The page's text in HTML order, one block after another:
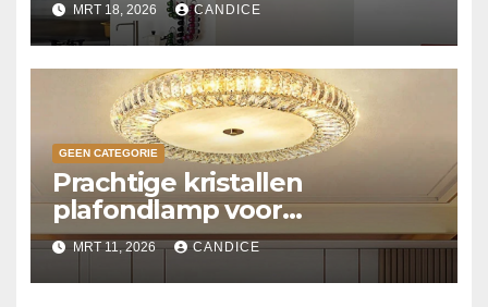
MRT 18, 2026 CANDICE
GEEN CATEGORIE
Prachtige kristallen
plafondlamp voor
slaapkamer
MRT 11, 2026 CANDICE